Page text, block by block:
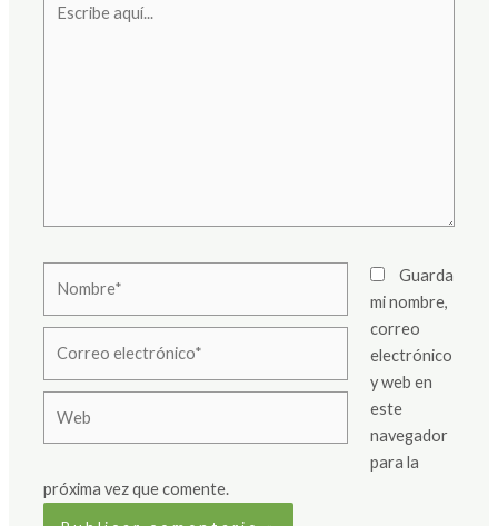
aquí...
electrónico*
Guarda
mi nombre,
correo
electrónico
y web en
este
navegador
para la
próxima vez que comente.